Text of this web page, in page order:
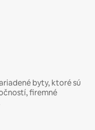
byty, ktoré sú
firemné